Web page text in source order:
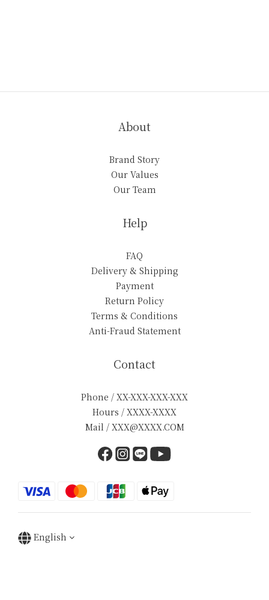
About
Brand Story
Our Values
Our Team
Help
FAQ
Delivery & Shipping
Payment
Return Policy
Terms & Conditions
Anti-Fraud Statement
Contact
Phone / XX-XXX-XXX-XXX
Hours / XXXX-XXXX
Mail / XXX@XXXX.COM
English